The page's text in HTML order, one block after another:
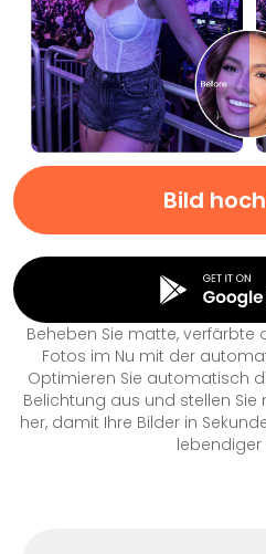
Beheben Sie matte,
Fotos im Nu mit der
Optimieren Sie automatisch
Belichtung aus und stellen
her, damit Ihre Bilder in
lebendiger
Bild